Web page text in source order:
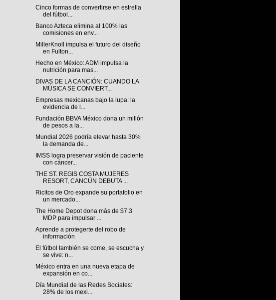
Cinco formas de convertirse en estrella
del fútbol...
Banco Azteca elimina al 100% las
comisiones en env...
MillerKnoll impulsa el futuro del diseño
en Fulton...
Hecho en México: ADM impulsa la
nutrición para mas...
DIVAS DE LA CANCIÓN: CUANDO LA
MÚSICA SE CONVIERT...
Empresas mexicanas bajo la lupa: la
evidencia de l...
Fundación BBVA México dona un millón
de pesos a la...
Mundial 2026 podría elevar hasta 30%
la demanda de...
IMSS logra preservar visión de paciente
con cáncer...
THE ST. REGIS COSTA MUJERES
RESORT, CANCÚN DEBUTA ...
Ricitos de Oro expande su portafolio en
un mercado...
The Home Depot dona más de $7.3
MDP para impulsar ...
Aprende a protegerte del robo de
información
El fútbol también se come, se escucha y
se vive: n...
México entra en una nueva etapa de
expansión en co...
Día Mundial de las Redes Sociales:
28% de los mexi...